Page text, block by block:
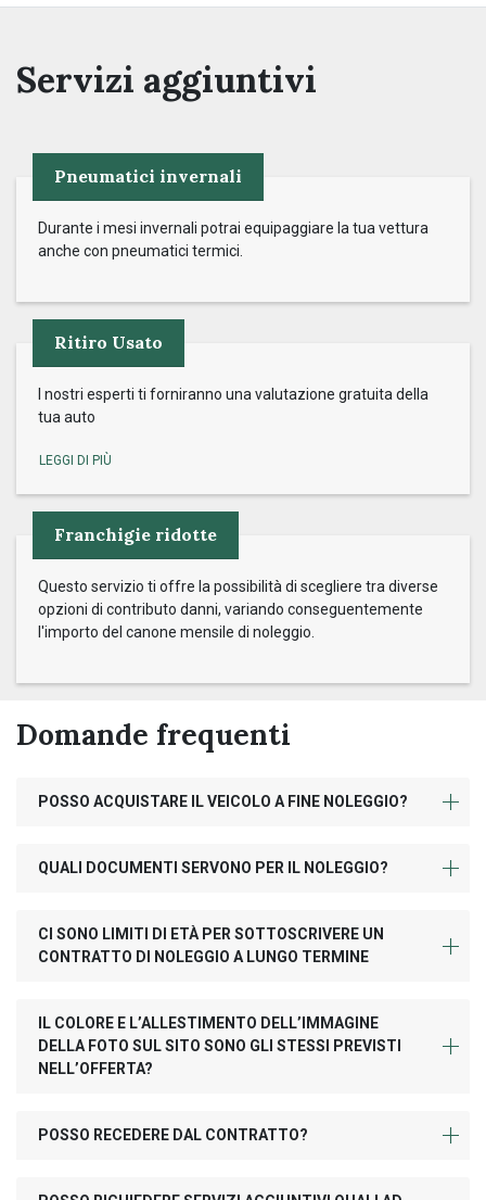
Servizi aggiuntivi
Pneumatici invernali
Durante i mesi invernali potrai equipaggiare la tua vettura
anche con pneumatici termici.
Ritiro Usato
I nostri esperti ti forniranno una valutazione gratuita della
tua auto
Franchigie ridotte
Questo servizio ti offre la possibilità di scegliere tra diverse
opzioni di contributo danni, variando conseguentemente
l'importo del canone mensile di noleggio.
Domande frequenti
POSSO ACQUISTARE IL VEICOLO A FINE NOLEGGIO?
QUALI DOCUMENTI SERVONO PER IL NOLEGGIO?
CI SONO LIMITI DI ETÀ PER SOTTOSCRIVERE UN
CONTRATTO DI NOLEGGIO A LUNGO TERMINE
IL COLORE E L’ALLESTIMENTO DELL’IMMAGINE
DELLA FOTO SUL SITO SONO GLI STESSI PREVISTI
NELL’OFFERTA?
POSSO RECEDERE DAL CONTRATTO?